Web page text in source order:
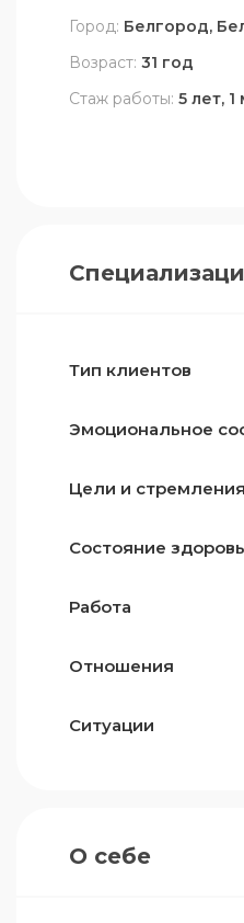
Город: Белгород,
Возраст: 31 год
Стаж работы: 5 лет,
Тип клиентов
Эмоциональное
Цели и стремления
Состояние
Работа
Отношения
Ситуации
О себе